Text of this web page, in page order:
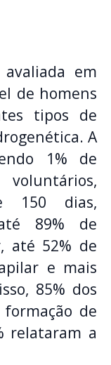
em
de homens
tipos de
A
1% de
150 dias,
89% de
até 52% de
e mais
85% dos
de
relataram a